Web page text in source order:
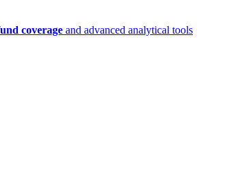
coverage and advanced analytical tools